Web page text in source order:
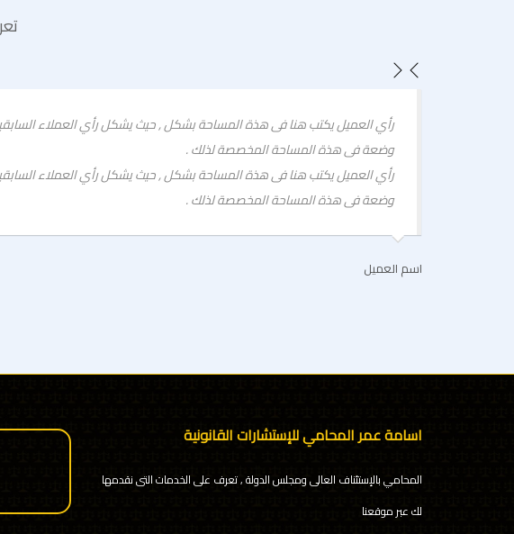
وضعة فى هذة المساحة المخصصة لذلك .
وضعة فى هذة المساحة المخصصة لذلك .
اسم العميل
اسامة عمر المحامي للإستشارات القانونية
المحامي بالإستئناف العالى ومجلس الدولة , تعرف على الخدمات التى نقدمها
لك عبر موقعنا